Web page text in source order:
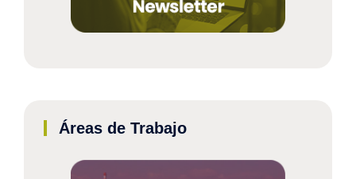
Áreas de Trabajo